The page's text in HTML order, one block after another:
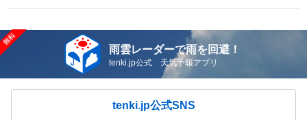
雨雲レーダーで雨を回避！
tenki.jp公式 天気予報アプリ
tenki.jp公式SNS